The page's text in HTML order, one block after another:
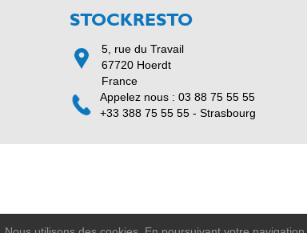
STOCKRESTO
5, rue du Travail
67720 Hoerdt
France
Appelez nous : 03 88 75 55 55
+33 388 75 55 55 - Strasbourg